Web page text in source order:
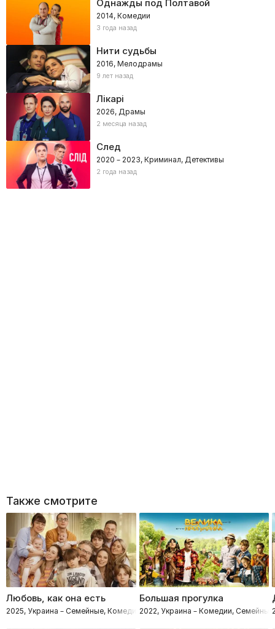
Однажды под Полтавой
2014, Комедии
3 года назад
Нити судьбы
2016, Мелодрамы
9 лет назад
Лікарі
2026, Драмы
2 месяца назад
След
2020 – 2023, Криминал, Детективы
2 года назад
Также смотрите
Любовь, как она есть
2025, Украина – Семейные, Комедии
Большая прогулка
2022, Украина – Комедии, Семейные